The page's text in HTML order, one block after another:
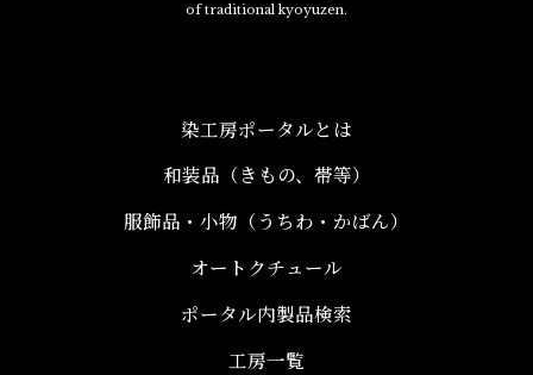
of traditional kyoyuzen.
染工房ポータルとは
和装品（きもの、帯等）​
服飾品・小物​（うちわ・かばん）
オートクチュール
ポータル内製品検索
工房一覧